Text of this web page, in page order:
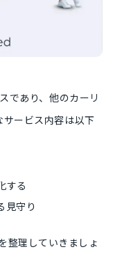
であり、他のカーリ
ービス内容は以下
する
見守り
整理していきましょ